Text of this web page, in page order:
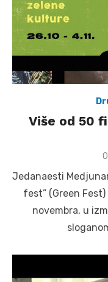
Više od 50
Jedanaesti
fest” (Green
novembra, u